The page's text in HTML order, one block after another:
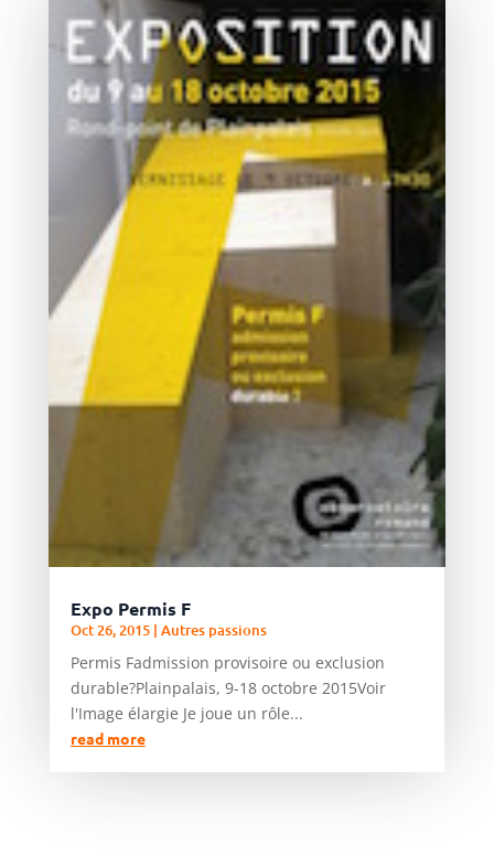
Expo Permis F
Oct 26, 2015| Autres passions
Permis Fadmission provisoire ou exclusion
durable?Plainpalais, 9-18 octobre 2015Voir
l'Image élargie Je joue un rôle...
read more